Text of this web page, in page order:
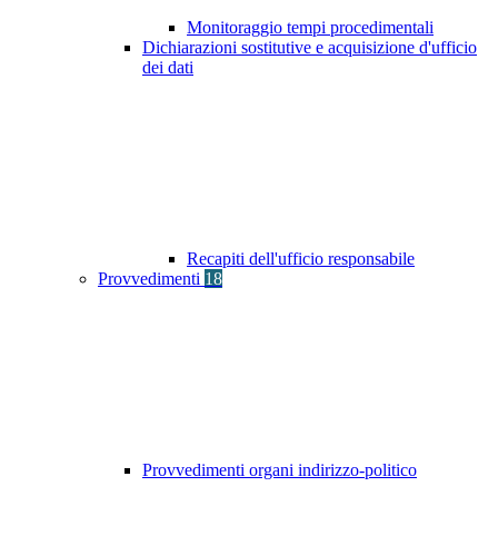
Monitoraggio tempi procedimentali
Dichiarazioni sostitutive e acquisizione d'ufficio
dei dati
Recapiti dell'ufficio responsabile
Provvedimenti 18
Provvedimenti organi indirizzo-politico